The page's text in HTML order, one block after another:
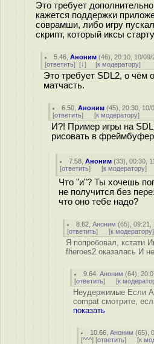
Это требует
кажется поддержки
соврамши, либо игру
скрипт, который иксы
5.46 ,Аноним (46), 20:10, 10/09/
[ответить] [↓] [к модератору]
Это требует SDL2, о чём
матчасть.
6.50 ,Аноним (45), 20:30, 10/
[ответить] [к модератору]
И?! Пример игры на
рисовать в
7.58 ,Аноним (33), 00:30,
[ответить] [к модератору]
Что "и"? Ты хочешь
не получится без
что оно тебе надо?
8.62 ,Аноним (65), 09:21,
[ответить] [к модератору]
Я попробовал, кстати
fheroes2 оказалась И
9.64 ,Аноним (64),
[ответить] [к
Неудержимые Если
compat смотрите,
показать
10.66 ,Аноним (65),
[^^^] [ответить] [к